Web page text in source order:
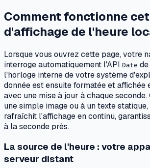
Comment fonctionne
d'affichage de l'heure
Lorsque vous ouvrez cette page, votre
interroge automatiquement l'API Date
l'horloge interne de votre système
donnée est ensuite formatée et affichée
avec une mise à jour à chaque
une simple image ou à un texte
rafraîchit l'affichage en continu,
à la seconde près.
La source de l'heure : votre
serveur distant